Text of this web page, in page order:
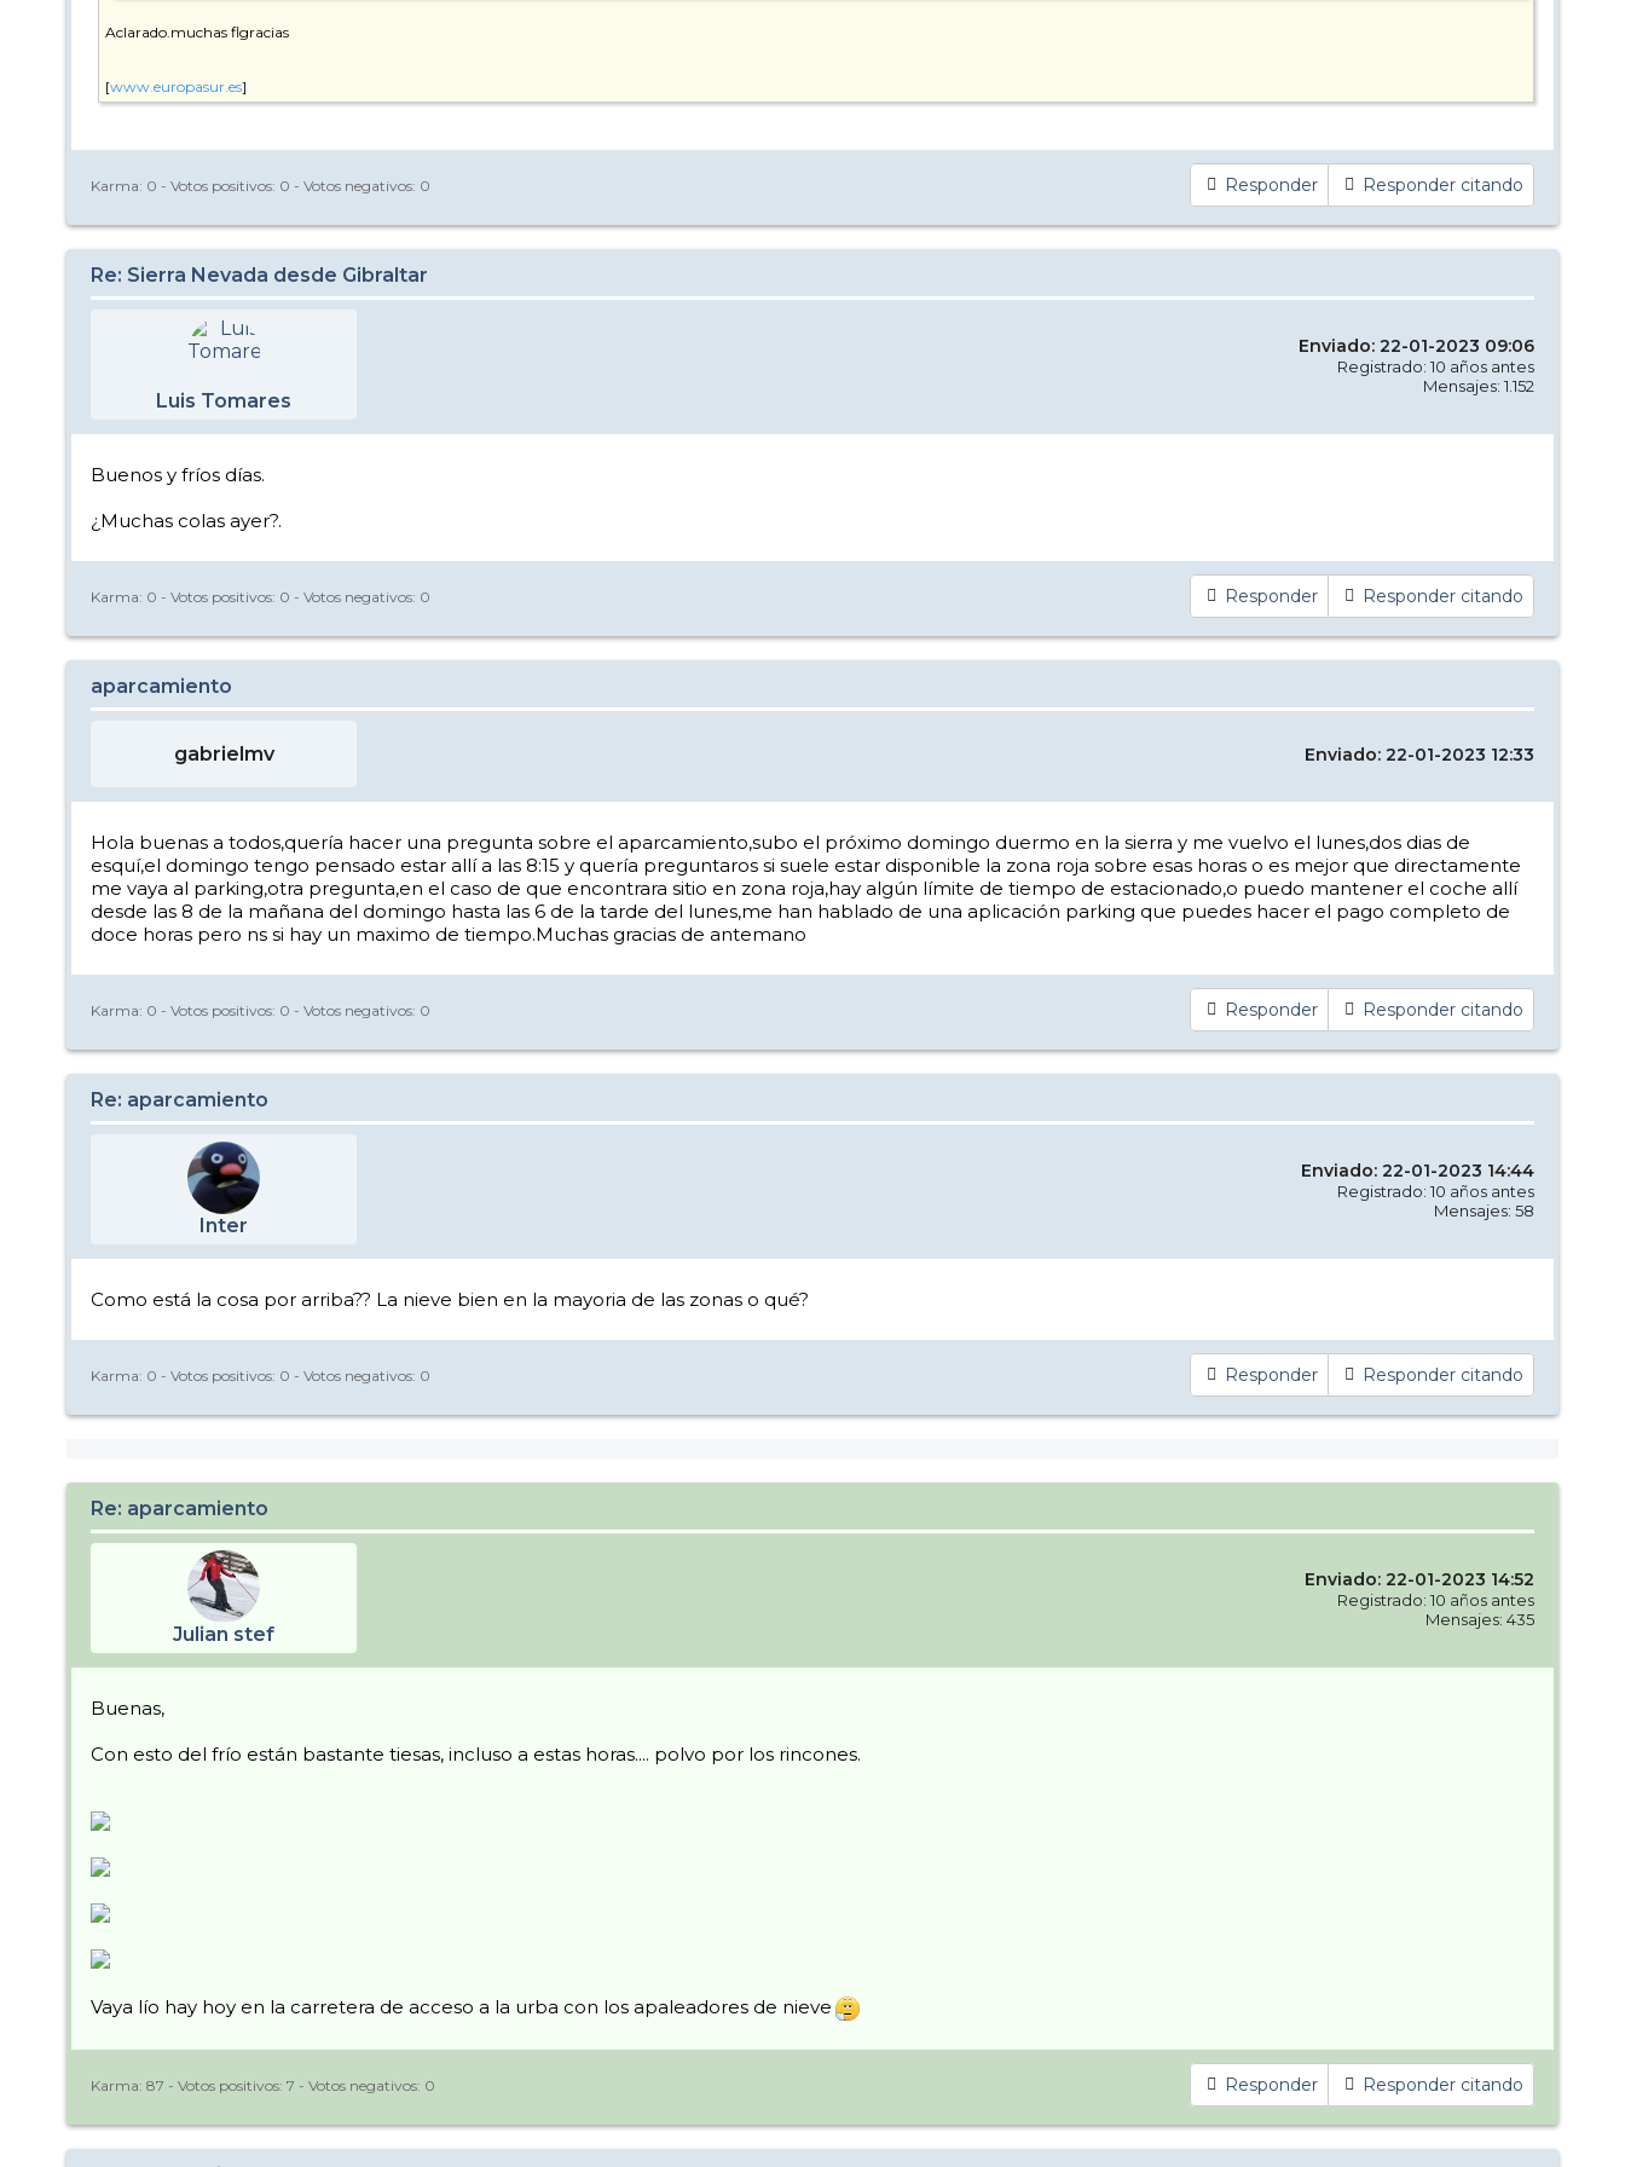
Aclarado.muchas flgracias
[www.europasur.es]
Responder Responder citando
Karma: 0 - Votos positivos: 0 - Votos negativos: 0
Re: Sierra Nevada desde Gibraltar
Luis Tomares
Enviado: 22-01-2023 09:06
Registrado: 10 años antes
Mensajes: 1.152
Buenos y fríos días.
¿Muchas colas ayer?.
Responder Responder citando
Karma: 0 - Votos positivos: 0 - Votos negativos: 0
aparcamiento
gabrielmv Enviado: 22-01-2023 12:33
Hola buenas a todos,quería hacer una pregunta sobre el aparcamiento,subo el próximo domingo duermo en la sierra y me vuelvo el lunes,dos dias de
esquí,el domingo tengo pensado estar allí a las 8:15 y quería preguntaros si suele estar disponible la zona roja sobre esas horas o es mejor que directamente
me vaya al parking,otra pregunta,en el caso de que encontrara sitio en zona roja,hay algún límite de tiempo de estacionado,o puedo mantener el coche allí
desde las 8 de la mañana del domingo hasta las 6 de la tarde del lunes,me han hablado de una aplicación parking que puedes hacer el pago completo de
doce horas pero ns si hay un maximo de tiempo.Muchas gracias de antemano
Responder Responder citando
Karma: 0 - Votos positivos: 0 - Votos negativos: 0
Re: aparcamiento
Inter
Enviado: 22-01-2023 14:44
Registrado: 10 años antes
Mensajes: 58
Como está la cosa por arriba?? La nieve bien en la mayoria de las zonas o qué?
Responder Responder citando
Karma: 0 - Votos positivos: 0 - Votos negativos: 0
Re: aparcamiento
Julian stef
Enviado: 22-01-2023 14:52
Registrado: 10 años antes
Mensajes: 435
Buenas,
Con esto del frío están bastante tiesas, incluso a estas horas.... polvo por los rincones.
Vaya lío hay hoy en la carretera de acceso a la urba con los apaleadores de nieve
Responder Responder citando
Karma: 87 - Votos positivos: 7 - Votos negativos: 0